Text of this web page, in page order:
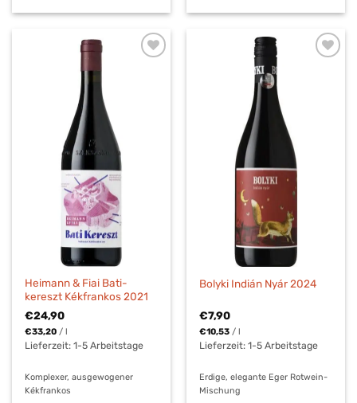
Heimann & Fiai Bati-
kereszt Kékfrankos 2021
€24,90
€33,20 /l
Lieferzeit:1-5 Arbeitstage
Komplexer, ausgewogener
Kékfrankos
Bolyki Indián Nyár 2024
€7,90
€10,53 /l
Lieferzeit:1-5 Arbeitstage
Erdige, elegante Eger Rotwein-
Mischung